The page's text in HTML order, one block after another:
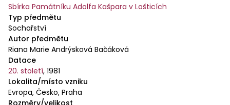
Sbírka Památníku Adolfa Kašpara v Lošticích
Typ předmětu
Sochařství
Autor předmětu
Riana Marie Andrýsková Bačáková
Datace
20. století, 1981
Lokalita/místo vzniku
Evropa, Česko, Praha